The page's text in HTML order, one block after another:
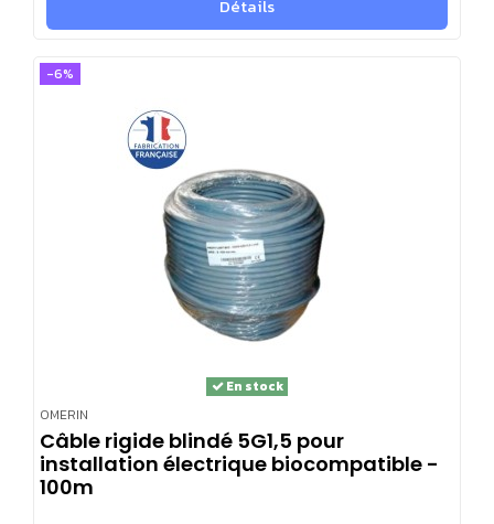
Détails
-6%
OMERIN
En stock
Câble rigide blindé 5G1,5 pour
installation électrique biocompatible -
100m